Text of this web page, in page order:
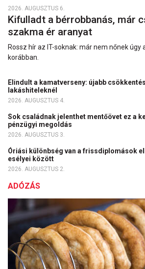
2026. AUGUSZTUS 6.
Kifulladt a bérrobbanás, már
szakma ér aranyat
Rossz hír az IT-soknak: már nem nőnek
korábban.
Elindult a kamatverseny: újabb
lakáshiteleknél
2026. AUGUSZTUS 4.
Sok családnak jelenthet mentőövet ez a
pénzügyi megoldás
2026. AUGUSZTUS 3.
Óriási különbség van a frissdiplomások
esélyei között
2026. AUGUSZTUS 2.
ADÓZÁS